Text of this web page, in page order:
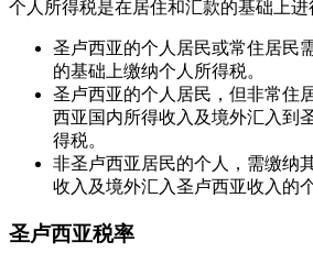
个人所得税是在居住和汇款的基础上进
圣卢西亚的个人居民或常住居民
的基础上缴纳个人所得税。
圣卢西亚的个人居民，但非常住
西亚国内所得收入及境外汇入到
得税。
非圣卢西亚居民的个人，需缴纳
收入及境外汇入圣卢西亚收入的
圣卢西亚税率